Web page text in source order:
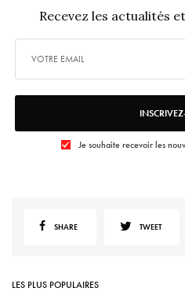
Recevez les actualités
Je souhaite recevoir les
SHARE TWEET
LES PLUS POPULAIRES